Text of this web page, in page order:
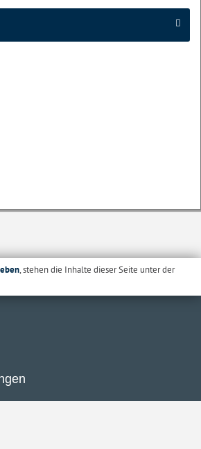
, stehen die Inhalte dieser Seite unter der